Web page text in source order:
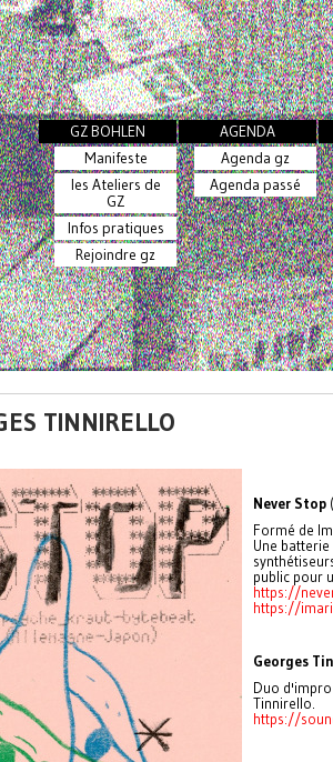
GZ BOHLEN
Manifeste
les Ateliers de
GZ
Infos pratiques
Rejoindre gz
AGENDA
Agenda gz
Agenda passé
TINNIRELLO
Never Stop
Formé de
Une
public pour
https://
https://
Georges
Duo d'impro
Tinnirello.
https://